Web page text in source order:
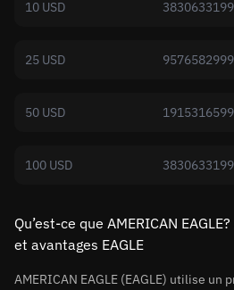
10 USD
25 USD
50 USD
100 USD
Qu’est-ce que AMERICAN
et avantages EAGLE
AMERICAN EAGLE (EAGLE) utilise un